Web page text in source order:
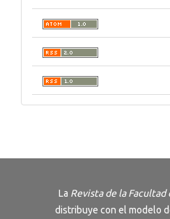
La Revista de la Facultad
distribuye con el modelo